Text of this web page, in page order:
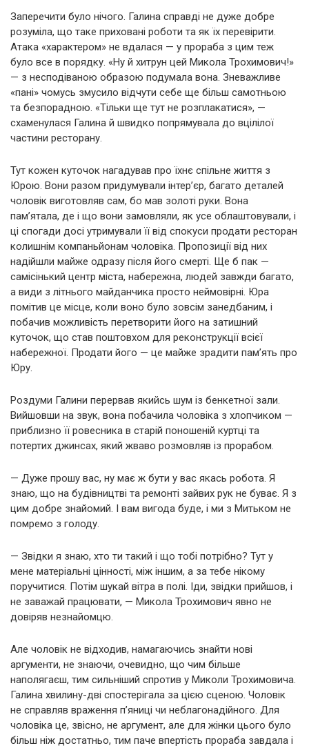
Заперечити було нічого. Галина справді не дуже добре
розуміла, що таке приховані роботи та як їх перевірити.
Атака «характером» не вдалася — у прораба з цим теж
було все в порядку. «Ну й хитрун цей Микола Трохимович!»
— з несподіваною образою подумала вона. Зневажливе
«пані» чомусь змусило відчути себе ще більш самотньою
та безпорадною. «Тільки ще тут не розплакатися», —
схаменулася Галина й швидко попрямувала до вцілілої
частини ресторану.
Тут кожен куточок нагадував про їхнє спільне життя з
Юрою. Вони разом придумували інтер’єр, багато деталей
чоловік виготовляв сам, бо мав золоті руки. Вона
пам’ятала, де і що вони замовляли, як усе облаштовували, і
ці спогади досі утримували її від спокуси продати ресторан
колишнім компаньйонам чоловіка. Пропозиції від них
надійшли майже одразу після його смерті. Ще б пак —
самісінький центр міста, набережна, людей завжди багато,
а види з літнього майданчика просто неймовірні. Юра
помітив це місце, коли воно було зовсім занедбаним, і
побачив можливість перетворити його на затишний
куточок, що став поштовхом для реконструкції всієї
набережної. Продати його — це майже зрадити пам’ять про
Юру.
Роздуми Галини перервав якийсь шум із бенкетної зали.
Вийшовши на звук, вона побачила чоловіка з хлопчиком —
приблизно її ровесника в старій поношеній куртці та
потертих джинсах, який жваво розмовляв із прорабом.
— Дуже прошу вас, ну має ж бути у вас якась робота. Я
знаю, що на будівництві та ремонті зайвих рук не буває. Я з
цим добре знайомий. І вам вигода буде, і ми з Митьком не
помремо з голоду.
— Звідки я знаю, хто ти такий і що тобі потрібно? Тут у
мене матеріальні цінності, між іншим, а за тебе нікому
поручитися. Потім шукай вітра в полі. Іди, звідки прийшов, і
не заважай працювати, — Микола Трохимович явно не
довіряв незнайомцю.
Але чоловік не відходив, намагаючись знайти нові
аргументи, не знаючи, очевидно, що чим більше
наполягаєш, тим сильніший спротив у Миколи Трохимовича.
Галина хвилину-дві спостерігала за цією сценою. Чоловік
не справляв враження п’яниці чи неблагонадійного. Для
чоловіка це, звісно, не аргумент, але для жінки цього було
більш ніж достатньо, тим паче впертість прораба завдала і